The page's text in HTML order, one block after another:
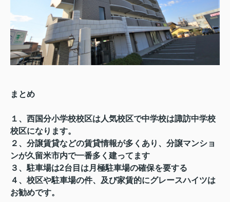
まとめ
１、西国分小学校校区は人気校区で中学校は諏訪中学校
校区になります。
２、分譲賃貸などの賃貸情報が多くあり、分譲マンショ
ンが久留米市内で一番多く建ってます
３、駐車場は2台目は月極駐車場の確保を要する
４、校区や駐車場の件、及び家賃的にグレースハイツは
お勧めです。